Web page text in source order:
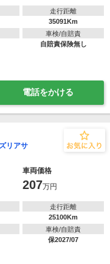
走行距離
35091Km
車検/自賠責
自賠責保険無し
電話をかける
リアサ
車両価格
207万円
走行距離
25100Km
車検/自賠責
保2027/07